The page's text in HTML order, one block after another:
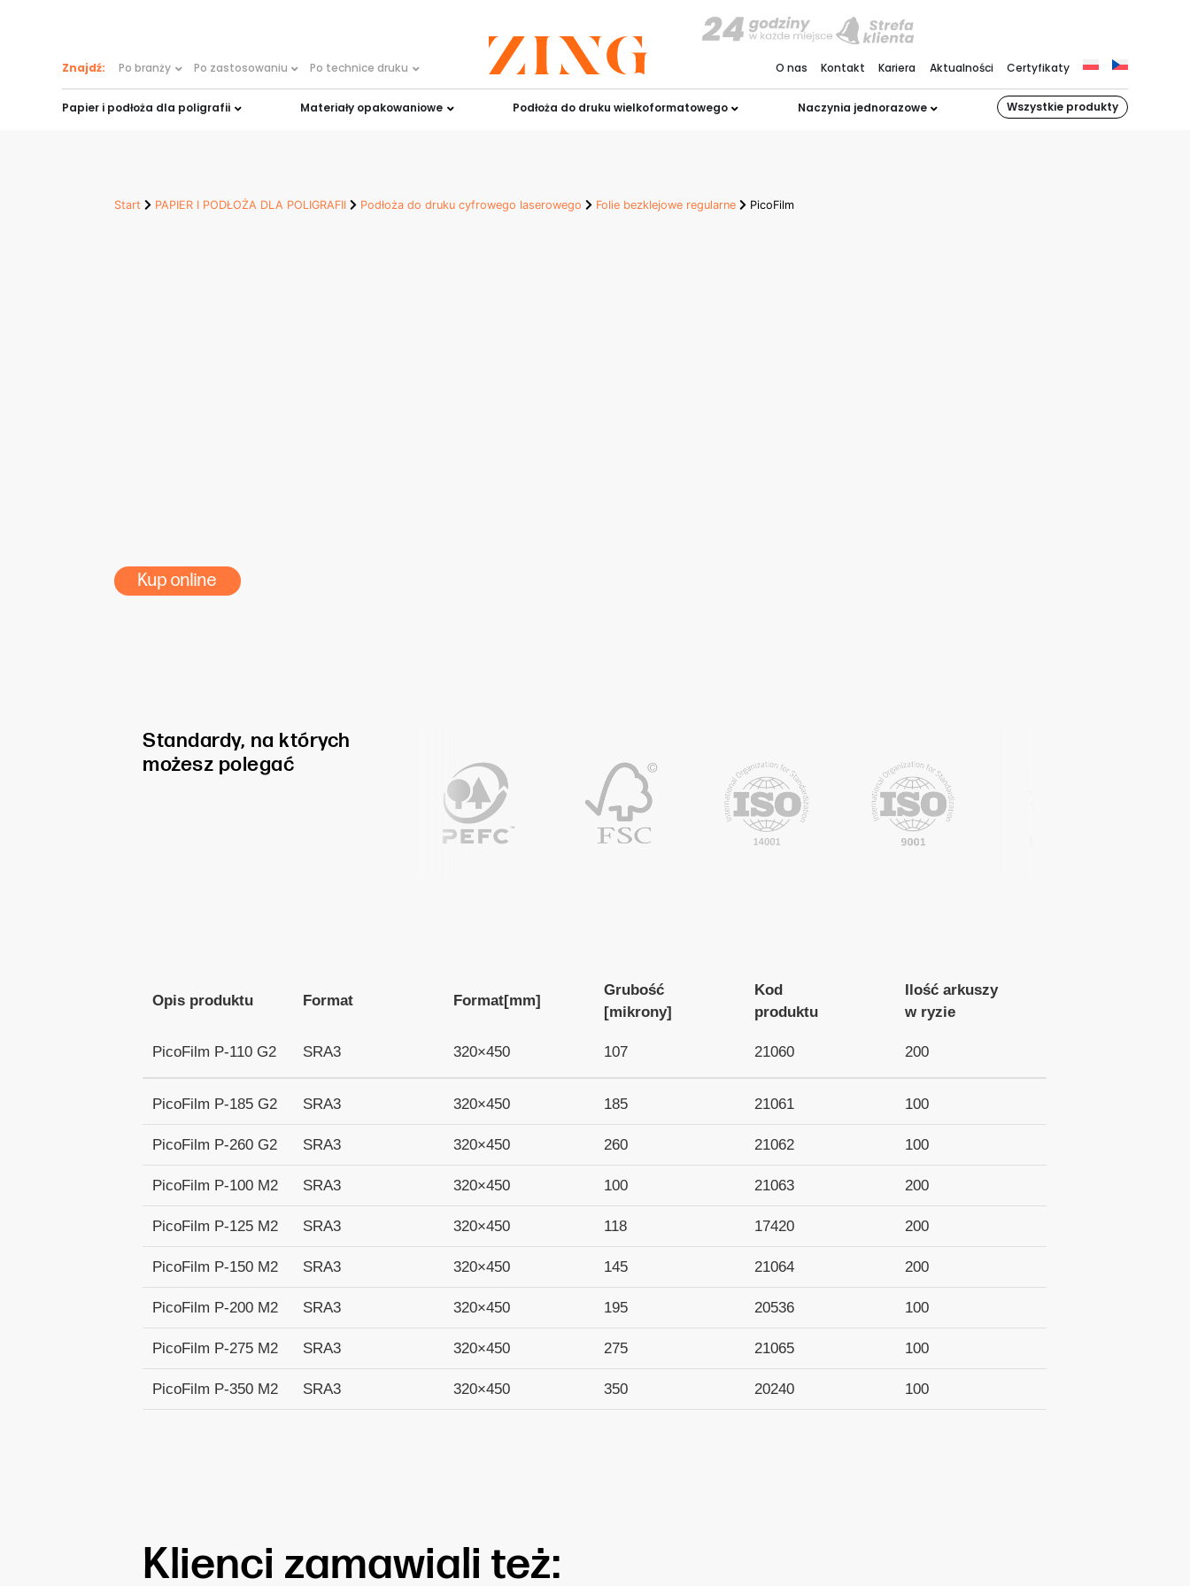
Papier i podłoża dla poligrafii Materiały opakowaniowe Podłoża do druku wielkoformatowego Naczynia jednorazowe Wszystkie produkty
Znajdź: Po branży Po zastosowaniu Po technice druku O nas Kontakt Kariera Aktualności Certyfikaty
Start PAPIER I PODŁOŻA DLA POLIGRAFII Podłoża do druku cyfrowego laserowego Folie bezklejowe regularne PicoFilm
Kup online
Standardy, na których
możesz polegać
Opis produktu Format Format[mm]
Grubość
[mikrony]
Kod
produktu
Ilość arkuszy
w ryzie
PicoFilm P-110 G2 SRA3 320×450 107 21060 200
PicoFilm P-185 G2 SRA3 320×450 185 21061 100
PicoFilm P-260 G2 SRA3 320×450 260 21062 100
PicoFilm P-100 M2 SRA3 320×450 100 21063 200
PicoFilm P-125 M2 SRA3 320×450 118 17420 200
PicoFilm P-150 M2 SRA3 320×450 145 21064 200
PicoFilm P-200 M2 SRA3 320×450 195 20536 100
PicoFilm P-275 M2 SRA3 320×450 275 21065 100
PicoFilm P-350 M2 SRA3 320×450 350 20240 100
Klienci zamawiali też: